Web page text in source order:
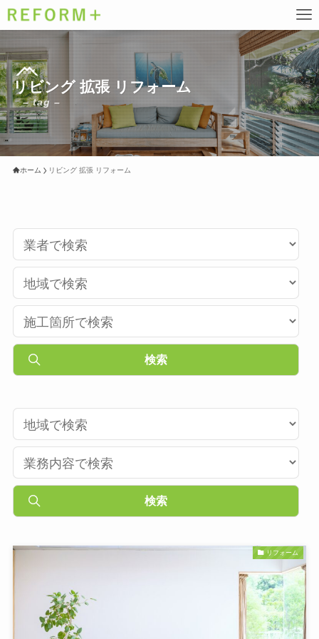
リビング 拡張 リフォーム
– tag –
ホーム リビング 拡張 リフォーム
リフォーム